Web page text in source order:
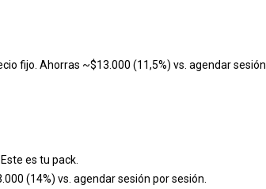
fijo. Ahorras ~$13.000 (11,5%) vs. agendar sesión
es tu pack.
(14%) vs. agendar sesión por sesión.
Canino o Felino